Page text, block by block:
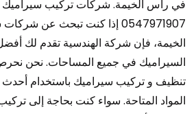
في رأس الخيمة. شركات تركيب
0547971907 إذا كنت تبحث عن
الخيمة، فإن شركة الهندسية تقدم لك
السيراميك في جميع المساحات. نحن
تنظيف و تركيب سيراميك باستخدام أحدث
المواد المتاحة. سواء كنت بحاجة إلى